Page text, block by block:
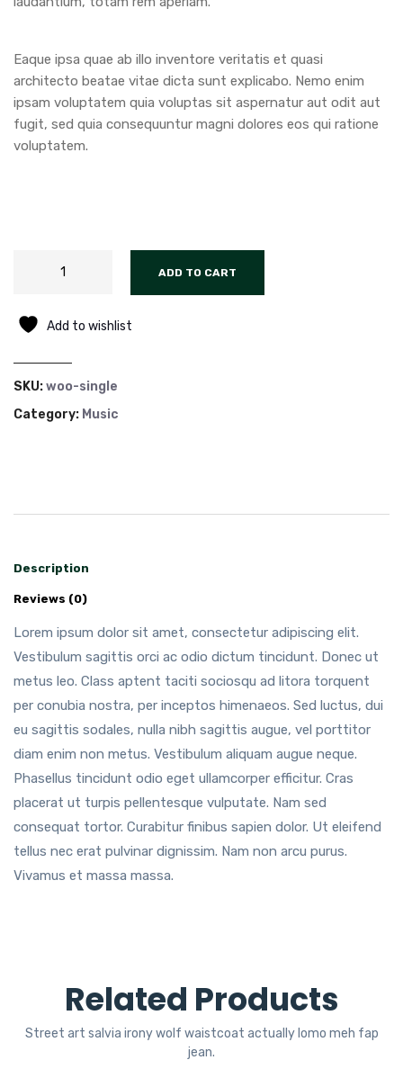
Eaque ipsa quae ab illo inventore veritatis et quasi
architecto beatae vitae dicta sunt explicabo. Nemo enim
ipsam voluptatem quia voluptas sit aspernatur aut odit aut
fugit, sed quia consequuntur magni dolores eos qui ratione
voluptatem.
ADD TO CART
Add to wishlist
SKU:woo-single
Category: Music
Description
Reviews (0)
Lorem ipsum dolor sit amet, consectetur adipiscing elit.
Vestibulum sagittis orci ac odio dictum tincidunt. Donec ut
metus leo. Class aptent taciti sociosqu ad litora torquent
per conubia nostra, per inceptos himenaeos. Sed luctus, dui
eu sagittis sodales, nulla nibh sagittis augue, vel porttitor
diam enim non metus. Vestibulum aliquam augue neque.
Phasellus tincidunt odio eget ullamcorper efficitur. Cras
placerat ut turpis pellentesque vulputate. Nam sed
consequat tortor. Curabitur finibus sapien dolor. Ut eleifend
tellus nec erat pulvinar dignissim. Nam non arcu purus.
Vivamus et massa massa.
Related Products
Street art salvia irony wolf waistcoat actually lomo meh fap
jean.